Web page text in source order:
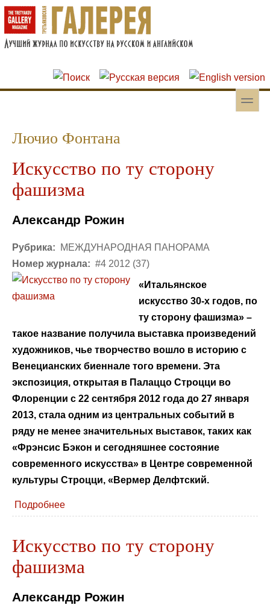
Перейти к основному содержанию
Skip to search
toggle
Лючио Фонтана
Искусство по ту сторону
фашизма
Александр Рожин
Рубрика:
МЕЖДУНАРОДНАЯ ПАНОРАМА
Номер журнала: #4 2012 (37)
«Итальянское
искусство 30-х годов, по
ту сторону фашизма» –
такое название получила выставка произведений
художников, чье творчество вошло в историю с
Венецианских биеннале того времени. Эта
экспозиция, открытая в Палаццо Строцци во
Флоренции с 22 сентября 2012 года до 27 января
2013, стала одним из центральных событий в
ряду не менее значительных выставок, таких как
«Фрэнсис Бэкон и сегодняшнее состояние
современного искусства» в Центре современной
культуры Строцци, «Вермер Делфтский.
Подробнее
Искусство по ту сторону
фашизма
Александр Рожин